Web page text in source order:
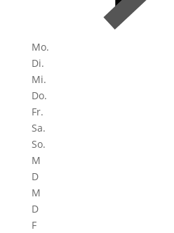
Mo.
Di.
Mi.
Do.
Fr.
Sa.
So.
M
D
M
D
F